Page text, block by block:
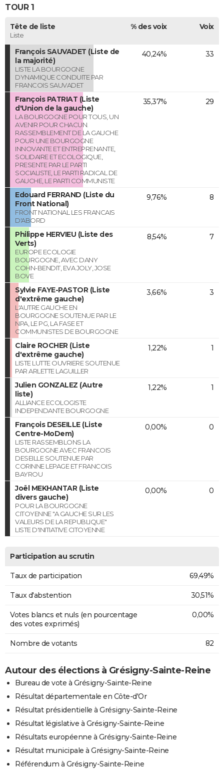
TOUR 1
Tête de liste
Liste
% des voix Voix
François SAUVADET (Liste de
la majorité)
LISTE LA BOURGOGNE
DYNAMIQUE CONDUITE PAR
FRANCOIS SAUVADET
40,24% 33
François PATRIAT (Liste
d'Union de la gauche)
LA BOURGOGNE POUR TOUS, UN
AVENIR POUR CHACUN.
RASSEMBLEMENT DE LA GAUCHE
POUR UNE BOURGOGNE
INNOVANTE ET ENTREPRENANTE,
SOLIDAIRE ET ECOLOGIQUE,
PRESENTE PAR LE PARTI
SOCIALISTE, LE PARTI RADICAL DE
GAUCHE, LE PARTI COMMUNISTE
35,37% 29
Edouard FERRAND (Liste du
Front National)
FRONT NATIONAL LES FRANCAIS
D'ABORD
9,76% 8
Philippe HERVIEU (Liste des
Verts)
EUROPE ECOLOGIE
BOURGOGNE, AVEC DANY
COHN-BENDIT, EVA JOLY, JOSE
BOVE
8,54% 7
Sylvie FAYE-PASTOR (Liste
d'extrême gauche)
L'AUTRE GAUCHE EN
BOURGOGNE SOUTENUE PAR LE
NPA, LE PG, LA FASE ET
COMMUNISTES DE BOURGOGNE
3,66% 3
Claire ROCHER (Liste
d'extrême gauche)
LISTE LUTTE OUVRIERE SOUTENUE
PAR ARLETTE LAGUILLER
1,22% 1
Julien GONZALEZ (Autre
liste)
ALLIANCE ECOLOGISTE
INDEPENDANTE BOURGOGNE
1,22% 1
François DESEILLE (Liste
Centre-MoDem)
LISTE RASSEMBLONS LA
BOURGOGNE AVEC FRANCOIS
DESEILLE SOUTENUE PAR
CORINNE LEPAGE ET FRANCOIS
BAYROU
0,00% 0
Joël MEKHANTAR (Liste
divers gauche)
POUR LA BOURGOGNE
CITOYENNE "A GAUCHE SUR LES
VALEURS DE LA REPUBLIQUE"
LISTE D'INITIATIVE CITOYENNE
0,00% 0
Participation au scrutin
Taux de participation 69,49%
Taux d'abstention 30,51%
Votes blancs et nuls (en pourcentage
des votes exprimés)
0,00%
Nombre de votants 82
Autour des élections à Grésigny-Sainte-Reine
Bureau de vote à Grésigny-Sainte-Reine
Résultat départementale en Côte-d'Or
Résultat présidentielle à Grésigny-Sainte-Reine
Résultat législative à Grésigny-Sainte-Reine
Résultats européenne à Grésigny-Sainte-Reine
Résultat municipale à Grésigny-Sainte-Reine
Référendum à Grésigny-Sainte-Reine